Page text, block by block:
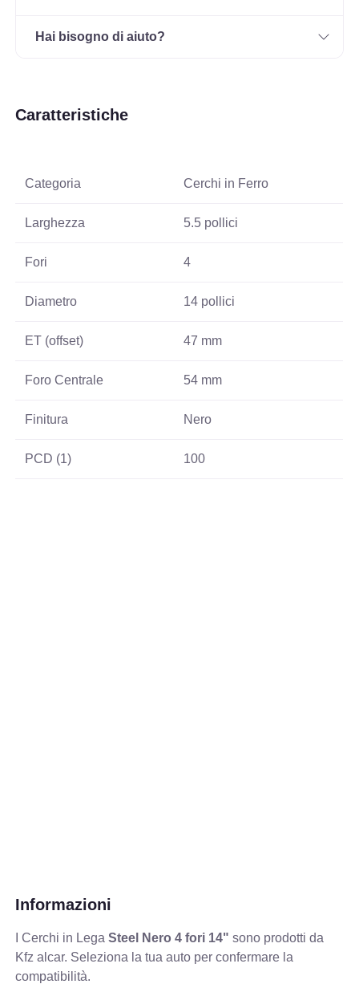
Hai bisogno di aiuto?
Caratteristiche
Categoria Cerchi in Ferro
Larghezza 5.5 pollici
Fori 4
Diametro 14 pollici
ET (offset) 47 mm
Foro Centrale 54 mm
Finitura Nero
PCD (1) 100
Informazioni
I Cerchi in LegaSteel Nero 4 fori 14" sono prodotti da
Kfz alcar. Seleziona la tua auto per confermare la
compatibilità.